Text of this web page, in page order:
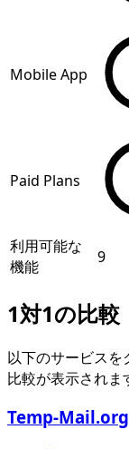
Mobile App
Paid Plans
利用可能な
機能
9
1対1の比較
以下のサービス
比較が表示されま
Temp-Mail.org